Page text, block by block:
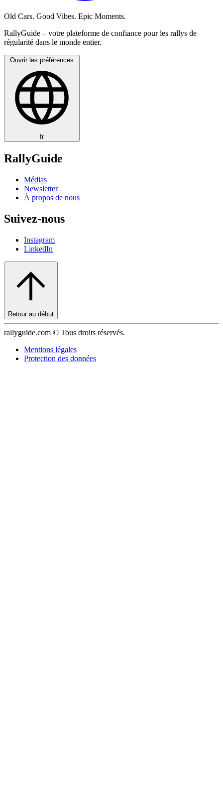
Old Cars. Good Vibes. Epic Moments.
RallyGuide – votre plateforme de confiance pour les rallys de
régularité dans le monde entier.
Ouvrir les préférences
fr
RallyGuide
Médias
Newsletter
À propos de nous
Suivez-nous
Instagram
LinkedIn
Retour au début
rallyguide.com © Tous droits réservés.
Mentions légales
Protection des données